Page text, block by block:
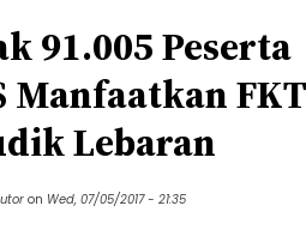
91.005 Peserta
Manfaatkan
Lebaran
on Wed, 07/05/2017 - 21:35